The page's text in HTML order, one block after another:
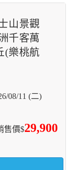
山景觀
千客萬
(樂桃航
08/11 (二)
售價$29,900